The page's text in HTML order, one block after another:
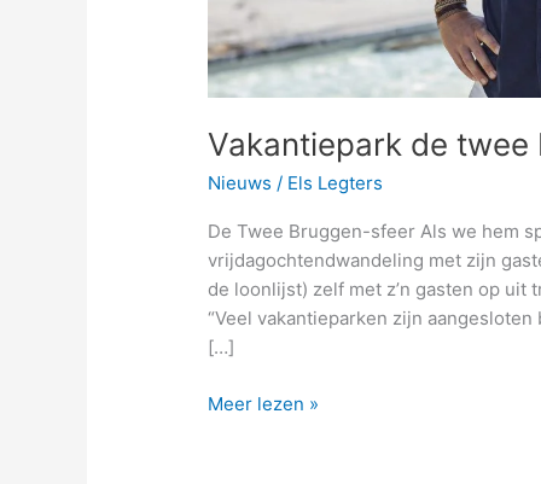
Vakantiepark de twee
Nieuws / Els Legters
De Twee Bruggen-sfeer Als we hem
vrijdagochtendwandeling met zijn
de loonlijst) zelf met z’n gasten op uit
“Veel vakantieparken zijn
[…]
Meer lezen »